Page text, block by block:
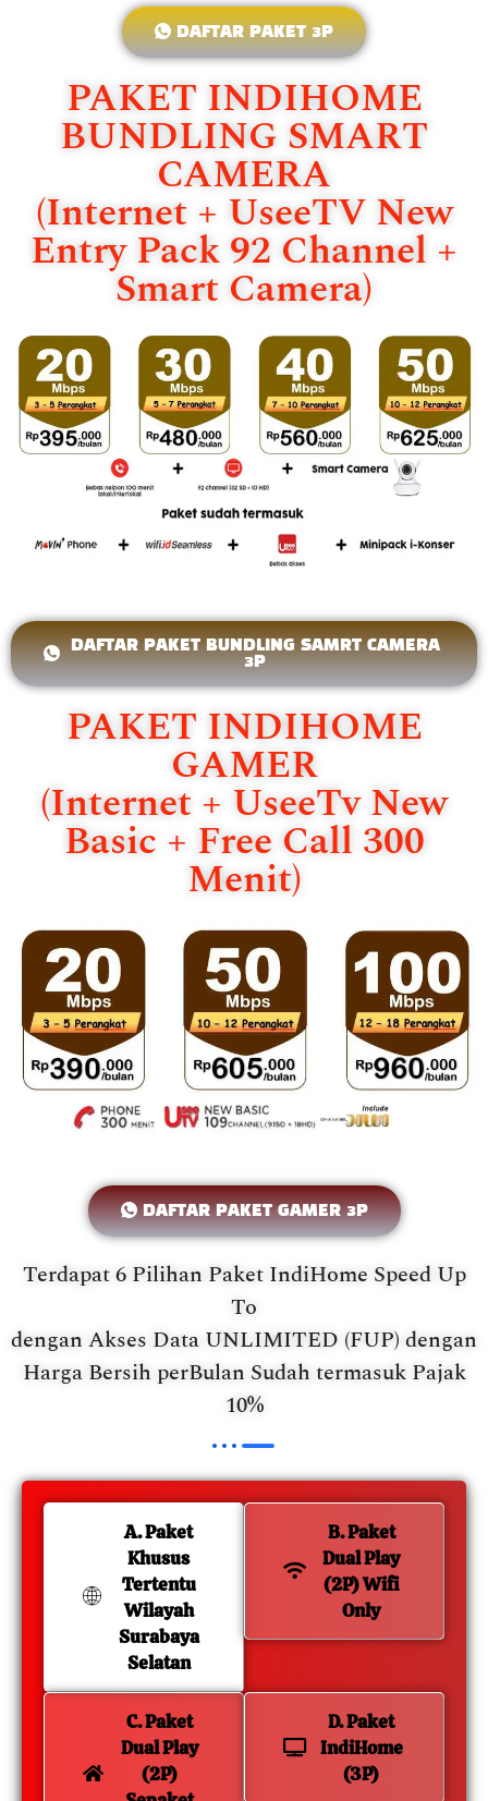
DAFTAR PAKET 3P
PAKET INDIHOME
BUNDLING SMART
CAMERA
(Internet + UseeTV New
Entry Pack 92 Channel +
Smart Camera)
DAFTAR PAKET BUNDLING SAMRT CAMERA
3P
PAKET INDIHOME
GAMER
(Internet + UseeTv New
Basic + Free Call 300
Menit)
DAFTAR PAKET GAMER 3P
Terdapat 6 Pilihan Paket IndiHome Speed Up
To
dengan Akses Data UNLIMITED (FUP) dengan
Harga Bersih perBulan Sudah termasuk Pajak
10%
A. Paket
Khusus
Tertentu
Wilayah
Surabaya
Selatan
B. Paket
Dual Play
(2P) Wifi
Only
C. Paket
Dual Play
(2P)
D. Paket
IndiHome
(3P)